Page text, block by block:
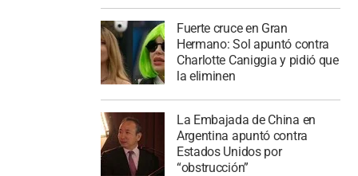
Fuerte cruce en Gran
Hermano: Sol apuntó contra
Charlotte Caniggia y pidió que
la eliminen
La Embajada de China en
Argentina apuntó contra
Estados Unidos por
“obstrucción”